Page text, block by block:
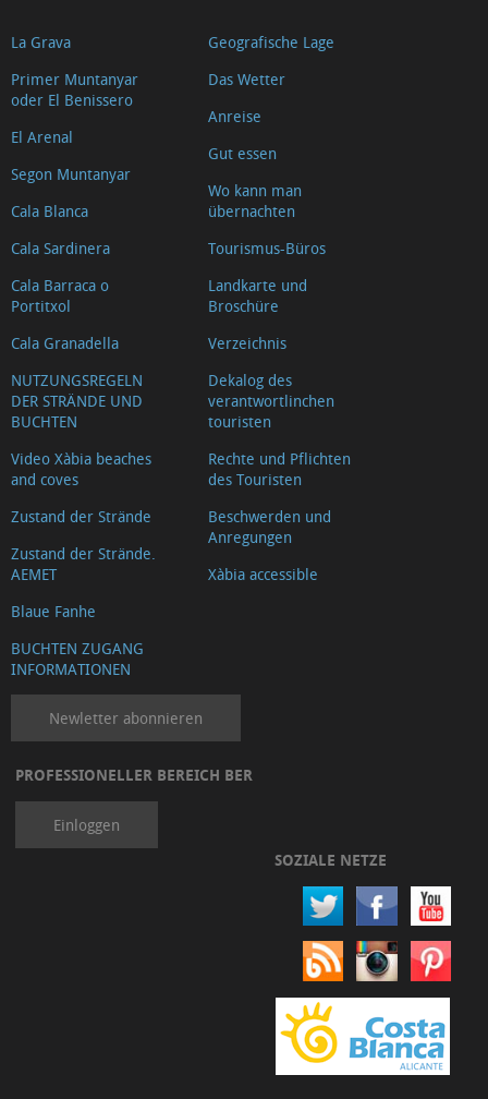
La Grava
Primer Muntanyar
oder El Benissero
El Arenal
Segon Muntanyar
Cala Blanca
Cala Sardinera
Cala Barraca o
Portitxol
Cala Granadella
NUTZUNGSREGELN
DER STRÄNDE UND
BUCHTEN
Video Xàbia beaches
and coves
Zustand der Strände
Zustand der Strände.
AEMET
Blaue Fanhe
BUCHTEN ZUGANG
INFORMATIONEN
Geografische Lage
Das Wetter
Anreise
Gut essen
Wo kann man
übernachten
Tourismus-Büros
Landkarte und
Broschüre
Verzeichnis
Dekalog des
verantwortlinchen
touristen
Rechte und Pflichten
des Touristen
Beschwerden und
Anregungen
Xàbia accessible
Newletter abonnieren
PROFESSIONELLER BEREICH BER
Einloggen
SOZIALE NETZE